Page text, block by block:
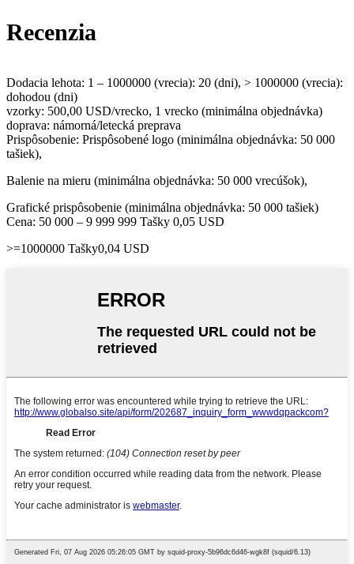
Recenzia
Dodacia lehota: 1 – 1000000 (vrecia): 20 (dni), > 1000000 (vrecia):
dohodou (dni)
vzorky: 500,00 USD/vrecko, 1 vrecko (minimálna objednávka)
doprava: námorná/letecká preprava
Prispôsobenie: Prispôsobené logo (minimálna objednávka: 50 000
tašiek),
Balenie na mieru (minimálna objednávka: 50 000 vrecúšok),
Grafické prispôsobenie (minimálna objednávka: 50 000 tašiek)
Cena: 50 000 – 9 999 999 Tašky 0,05 USD
>=1000000 Tašky0,04 USD